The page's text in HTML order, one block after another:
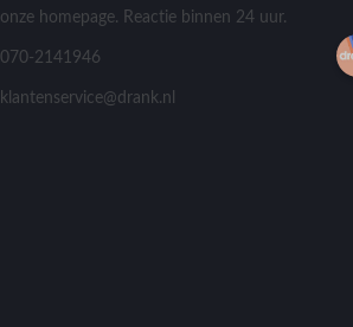
onze homepage. Reactie binnen 24 uur.
070-2141946
klantenservice@drank.nl